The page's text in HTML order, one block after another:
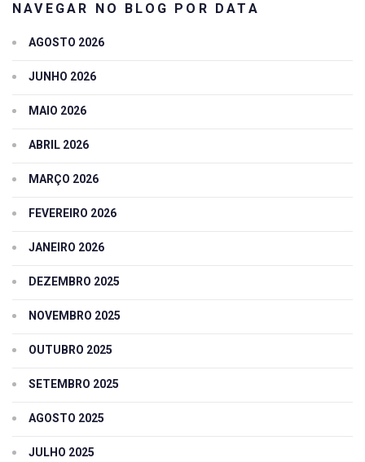
NAVEGAR NO BLOG POR DATA
AGOSTO 2026
JUNHO 2026
MAIO 2026
ABRIL 2026
MARÇO 2026
FEVEREIRO 2026
JANEIRO 2026
DEZEMBRO 2025
NOVEMBRO 2025
OUTUBRO 2025
SETEMBRO 2025
AGOSTO 2025
JULHO 2025